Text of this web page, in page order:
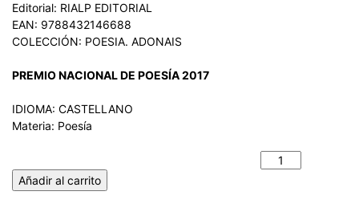
Editorial: RIALP EDITORIAL
EAN: 9788432146688
COLECCIÓN: POESIA. ADONAIS
PREMIO NACIONAL DE POESÍA 2017
IDIOMA: CASTELLANO
Materia: Poesía
Añadir al carrito